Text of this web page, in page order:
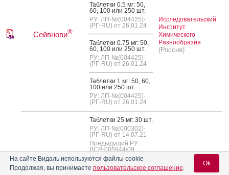
Сейвнови®
Таб­летки 0.5 мг: 50,
60, 100 или 250 шт.
РУ: ЛП-№(004425)-
(РГ-RU) от 26.01.24
Таб­летки 0.75 мг: 50,
60, 100 или 250 шт.
РУ: ЛП-№(004425)-
(РГ-RU) от 26.01.24
Таб­летки 1 мг: 50, 60,
100 или 250 шт.
РУ: ЛП-№(004425)-
(РГ-RU) от 26.01.24
Исследовательский
Институт
Химического
Разнообразия
(Россия)
Таб­летки 25 мг: 30 шт.
РУ: ЛП-№(000302)-
(РГ-RU) от 14.07.21
Предыдущий РУ:
ЛСР-005944/09
Таб­летки 50 мг: 30 шт.
На сайте Видаль используются файлы cookie
Продолжая, вы принимаете пользовательское соглашение.
Ok